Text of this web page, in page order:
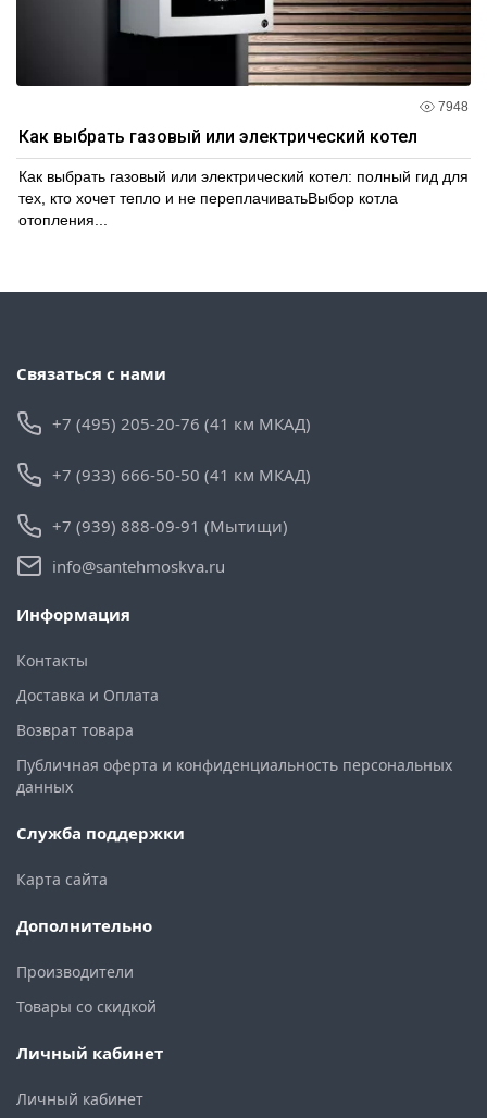
7948
Как выбрать газовый или электрический котел
Как выбрать газовый или электрический котел: полный гид для
тех, кто хочет тепло и не переплачиватьВыбор котла
отопления...
Связаться с нами
+7 (495) 205-20-76 (41 км МКАД)
+7 (933) 666-50-50 (41 км МКАД)
+7 (939) 888-09-91 (Мытищи)
info@santehmoskva.ru
Информация
Контакты
Доставка и Оплата
Возврат товара
Публичная оферта и конфиденциальность персональных
данных
Служба поддержки
Карта сайта
Дополнительно
Производители
Товары со скидкой
Личный кабинет
Личный кабинет